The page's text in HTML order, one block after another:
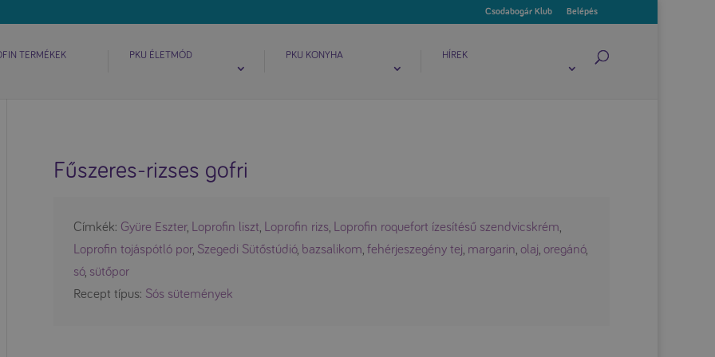
Csodabogár Klub Belépés
TERMÉKEK PKU ÉLETMÓD PKU KONYHA HÍREK
Fűszeres-rizses gofri
Címkék: Gyüre Eszter, Loprofin liszt, Loprofin rizs, Loprofin roquefort ízesítésű szendvicskrém,
Loprofin tojáspótló por, Szegedi Sütőstúdió, bazsalikom,fehérjeszegény tej, margarin,olaj,oregánó,
só, sütőpor
Recept típus: Sós sütemények